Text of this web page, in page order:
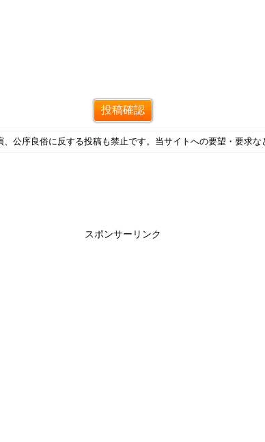
公序良俗に反する投稿も禁止です。当サイトへの要望・要求
スポンサーリンク